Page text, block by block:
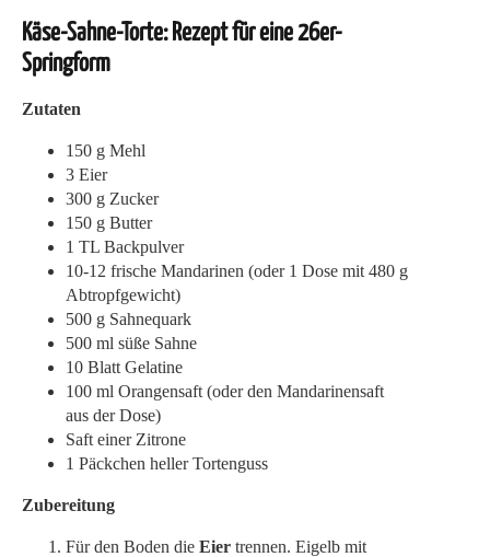
Käse-Sahne-Torte: Rezept für eine 26er-
Springform
Zutaten
150 g Mehl
3 Eier
300 g Zucker
150 g Butter
1 TL Backpulver
10-12 frische Mandarinen (oder 1 Dose mit 480 g
Abtropfgewicht)
500 g Sahnequark
500 ml süße Sahne
10 Blatt Gelatine
100 ml Orangensaft (oder den Mandarinensaft
aus der Dose)
Saft einer Zitrone
1 Päckchen heller Tortenguss
Zubereitung
Für den Boden die Eier trennen. Eigelb mit